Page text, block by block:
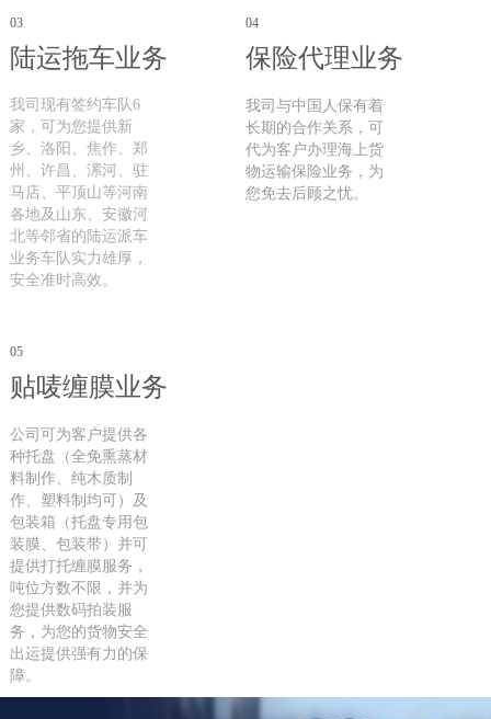
03
陆运拖车业务
我司现有签约车队6
家，可为您提供新
乡、洛阳、焦作、郑
州、许昌、漯河、驻
马店、平顶山等河南
各地及山东、安徽河
北等邻省的陆运派车
业务车队实力雄厚，
安全准时高效。
04
保险代理业务
我司与中国人保有着
长期的合作关系，可
代为客户办理海上货
物运输保险业务，为
您免去后顾之忧。
05
贴唛缠膜业务
公司可为客户提供各
种托盘（全免熏蒸材
料制作、纯木质制
作、塑料制均可）及
包装箱（托盘专用包
装膜、包装带）并可
提供打托缠膜服务，
吨位方数不限，并为
您提供数码拍装服
务，为您的货物安全
出运提供强有力的保
障。